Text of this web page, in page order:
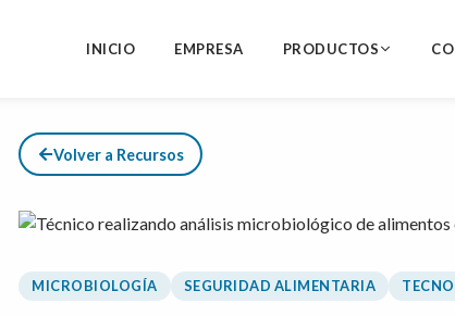
INICIO EMPRESA PRODUCTOS
Volver a Recursos
MICROBIOLOGÍA SEGURIDAD ALIMENTARIA